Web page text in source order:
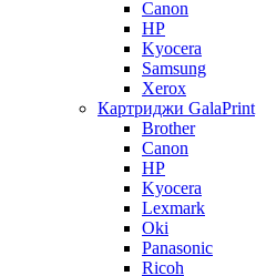
Canon
HP
Kyocera
Samsung
Xerox
Картриджи GalaPrint
Brother
Canon
HP
Kyocera
Lexmark
Oki
Panasonic
Ricoh